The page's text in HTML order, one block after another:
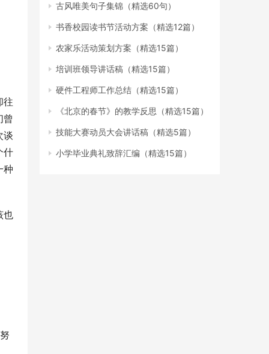
往
曾
谈
什
种
也
古风唯美句子集锦（精选60句）
书香校园读书节活动方案（精选12篇）
农家乐活动策划方案（精选15篇）
培训班领导讲话稿（精选15篇）
硬件工程师工作总结（精选15篇）
《北京的春节》的教学反思（精选15篇）
技能大赛动员大会讲话稿（精选5篇）
小学毕业典礼致辞汇编（精选15篇）